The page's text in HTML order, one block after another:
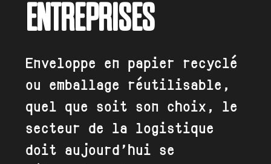
ENTREPRISES
Enveloppe en papier recyclé
ou emballage réutilisable,
quel que soit son choix, le
secteur de la logistique
doit aujourd’hui se